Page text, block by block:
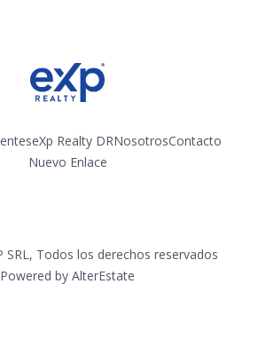
eXp Realty DRNosotrosContacto
Nuevo Enlace
SRL, Todos los derechos reservados
Powered by AlterEstate